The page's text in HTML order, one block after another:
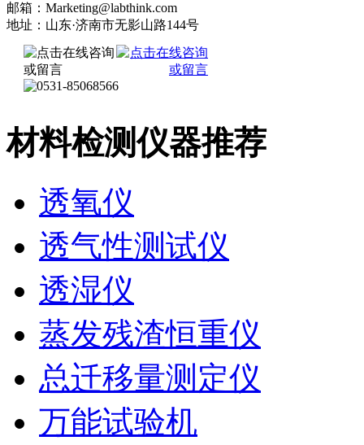
邮箱：Marketing@labthink.com
地址：山东·济南市无影山路144号
材料检测仪器推荐
透氧仪
透气性测试仪
透湿仪
蒸发残渣恒重仪
总迁移量测定仪
万能试验机